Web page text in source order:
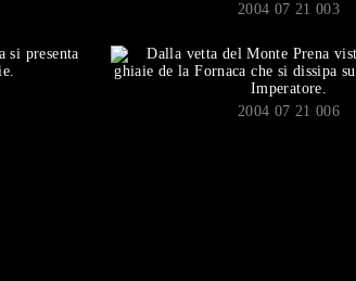
2004 07 21 003
2004 07 21 006